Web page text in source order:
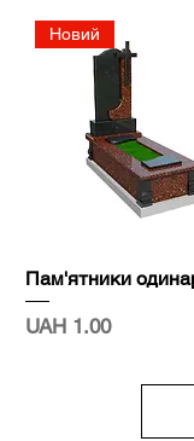
Новий
Пам'ятники
Price
UAH 1.00